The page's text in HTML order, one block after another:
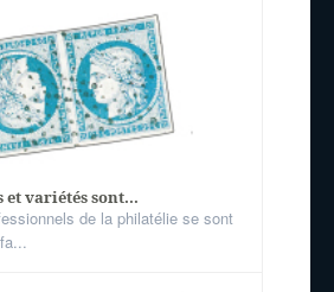
et variétés sont...
de la philatélie se sont